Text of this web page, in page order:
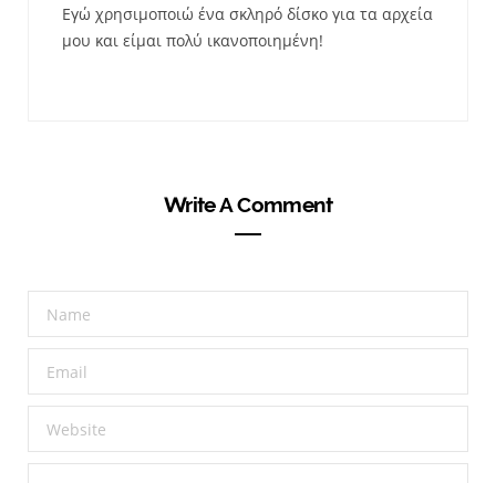
Εγώ χρησιμοποιώ ένα σκληρό δίσκο για τα αρχεία
μου και είμαι πολύ ικανοποιημένη!
Write A Comment